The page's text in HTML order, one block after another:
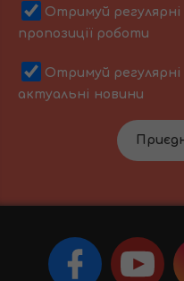
Отримуй регулярні
пропозиції роботи
Отримуй
актуальні новини